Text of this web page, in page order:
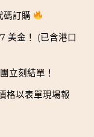
碼訂購
美金！ (已含港口
立刻結單！
格以表單現場報